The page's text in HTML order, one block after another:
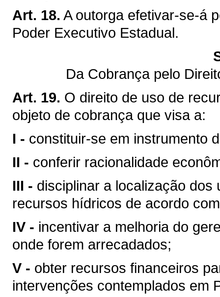
Art. 18. A outorga efetivar-se-á
Poder Executivo Estadual.
Da Cobrança pelo
Art. 19. O direito de uso de
objeto de cobrança que visa a:
I - constituir-se em instrumento
II - conferir racionalidade
III - disciplinar a localização
recursos hídricos de acordo
IV - incentivar a melhoria do
onde forem arrecadados;
V - obter recursos financeiros
intervenções contemplados em